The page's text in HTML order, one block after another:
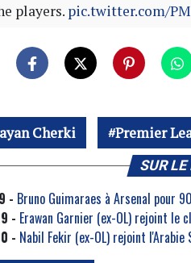
players. pic.twitter.com/
Cherki Premier
SUR
- Bruno Guimaraes à Arsenal pour
- Erawan Garnier (ex-OL) rejoint le
- Nabil Fekir (ex-OL) rejoint l'Arabie